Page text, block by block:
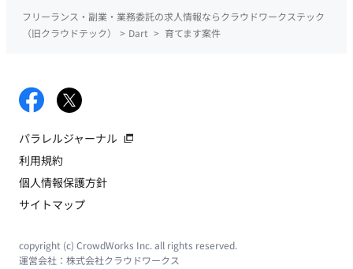
フリーランス・副業・業務委託の求人情報ならクラウドワークステック
（旧クラウドテック）
> Dart > 育てます案件
パラレルジャーナル
利用規約
個人情報保護方針
サイトマップ
copyright (c) CrowdWorks Inc. all rights reserved.
運営会社： 株式会社クラウドワークス